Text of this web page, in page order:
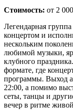
Стоимость: от 2
Легендарная
концертом и
нескольким
любимой музыки,
клубного
формате, где
программы. Выход
22:00, а помимо
сеты, танцы и
вечер в ритме